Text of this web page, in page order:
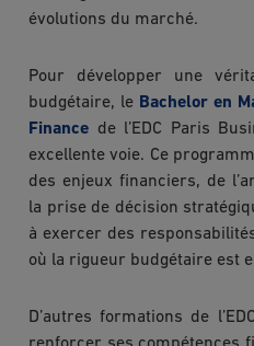
évolutions du marché.
Pour développer une
budgétaire, le Bachelor en
Finance de l’EDC Paris
excellente voie. Ce
des enjeux financiers, de
la prise de décision
à exercer des
où la rigueur budgétaire est
D’autres formations de